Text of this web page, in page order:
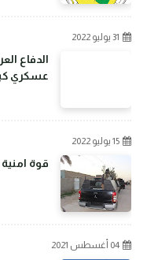
31 يوليو 2022
الدفاع
عسكري
15 يوليو 2022
قوة
04 أغسطس 2021